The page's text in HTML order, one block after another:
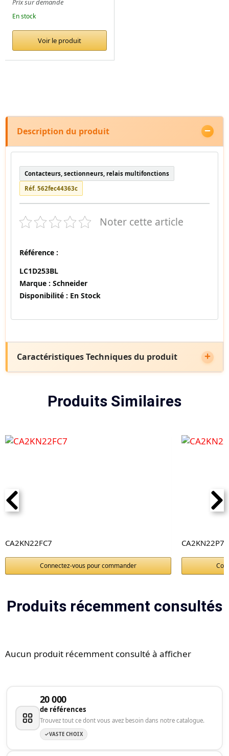
En stock
Voir le produit
Description du produit
Contacteurs, sectionneurs, relais multifonctions
Réf. 562fec44363c
Noter cette article
Référence :
LC1D253BL
Marque : Schneider
Disponibilité : En Stock
Caractéristiques Techniques du produit
Produits Similaires
CA2KN22FC7
Connectez-vous pour commander
CA2KN22P72
Produits récemment consultés
Aucun produit récemment consulté à afficher
20 000
de références
Trouvez tout ce dont vous avez besoin dans notre catalogue.
VASTE CHOIX